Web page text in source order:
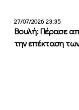
27/07/2026 23:35
Βουλή: Πέρασε
την επέκταση